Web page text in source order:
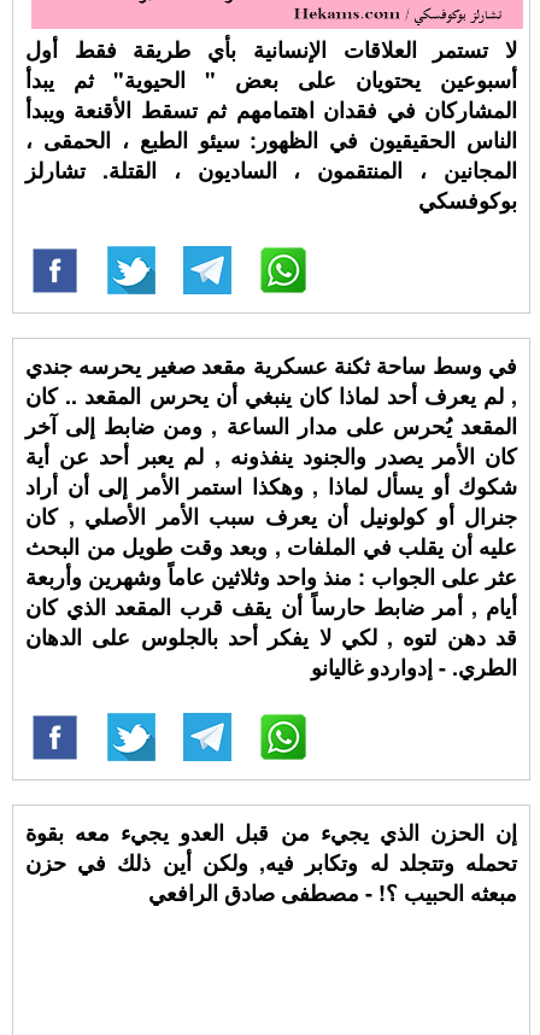
لا تستمر العلاقات الإنسانية بأي طريقة فقط أول
أسبوعين يحتويان على بعض " الحيوية" ثم يبدأ
المشاركان في فقدان اهتمامهم ثم تسقط الأقنعة ويبدأ
الناس الحقيقيون في الظهور: سيئو الطبع ، الحمقى ،
المجانين ، المنتقمون ، الساديون ، القتلة. تشارلز
بوكوفسكي
في وسط ساحة ثكنة عسكرية مقعد صغير يحرسه جندي
, لم يعرف أحد لماذا كان ينبغي أن يحرس المقعد .. كان
المقعد يُحرس على مدار الساعة , ومن ضابط إلى آخر
كان الأمر يصدر والجنود ينفذونه , لم يعبر أحد عن أية
شكوك أو يسأل لماذا , وهكذا استمر الأمر إلى أن أراد
جنرال أو كولونيل أن يعرف سبب الأمر الأصلي , كان
عليه أن يقلب في الملفات , وبعد وقت طويل من البحث
عثر على الجواب : منذ واحد وثلاثين عاماً وشهرين وأربعة
أيام , أمر ضابط حارساً أن يقف قرب المقعد الذي كان
قد دهن لتوه , لكي لا يفكر أحد بالجلوس على الدهان
الطري. - إدواردو غاليانو
إن الحزن الذي يجيء من قبل العدو يجيء معه بقوة
تحمله وتتجلد له وتكابر فيه, ولكن أين ذلك في حزن
مبعثه الحبيب ؟! - مصطفى صادق الرافعي